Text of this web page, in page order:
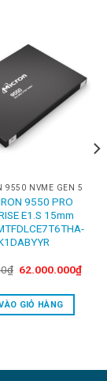
9550 NVME GEN 5
9550 PRO
E1.S 15mm
₫ Original
72.800.000₫.
62.000.000₫
GIỎ HÀNG